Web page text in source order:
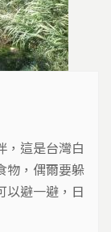
，這是台灣白
物，偶爾要躲
以避一避，日
可能崩解…